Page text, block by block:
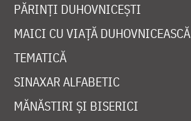
PĂRINȚI DUHOVNICEȘTI
MAICI CU VIAȚĂ DUHOVNICEASCĂ
TEMATICĂ
SINAXAR ALFABETIC
MĂNĂSTIRI ȘI BISERICI